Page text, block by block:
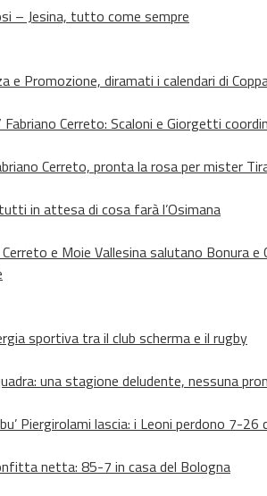
– Jesina, tutto come sempre
e Promozione, diramati i calendari di
Fabriano Cerreto: Scaloni e Giorgetti
Cerreto, pronta la rosa per mister
in attesa di cosa farà l’Osimana
e Moie Vallesina salutano Bonura e
sportiva tra il club scherma e il rugby
una stagione deludente, nessuna
Piergirolami lascia: i Leoni perdono 7-
netta: 85-7 in casa del Bologna